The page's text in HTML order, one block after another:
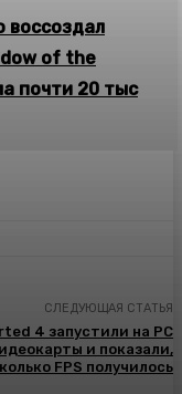
воссоздал
of the
почти 20 тыс
СЛЕДУЮЩАЯ СТАТЬЯ
4 запустили на PC
и показали,
FPS получилось